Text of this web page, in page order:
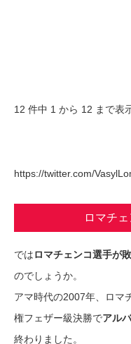
12 件中 1 から 12 まで表
https://twitter.com/
ロマチ
ではロマチェンコ選手が
のでしょうか。
アマ時代の2007年、ロマ
権フェザー級決勝でアル
終わりました。